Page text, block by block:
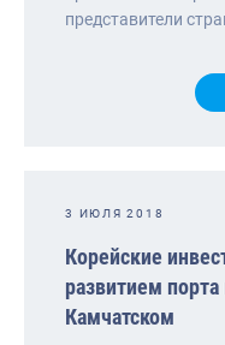
представители
3 ИЮЛЯ 2018
Корейские
развитием
Камчатском